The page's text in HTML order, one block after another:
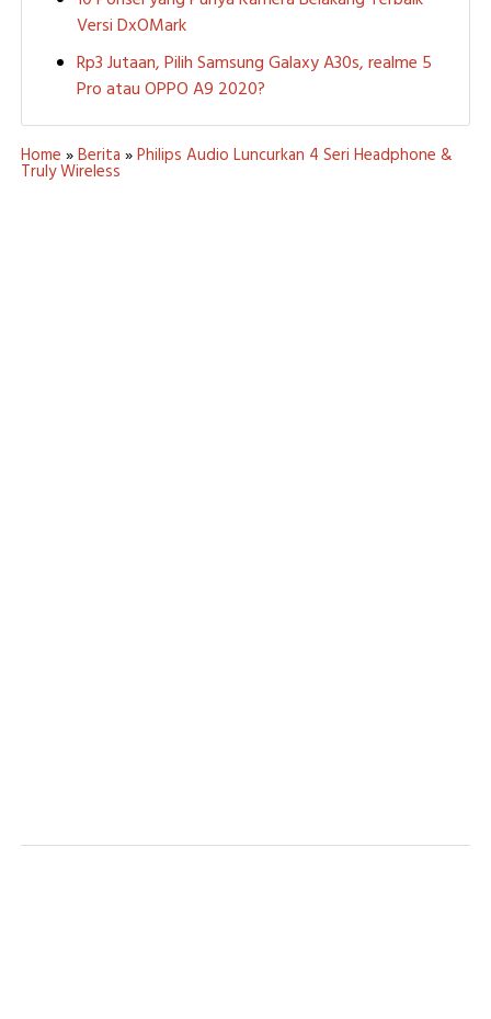
Versi DxOMark
Rp3 Jutaan, Pilih Samsung Galaxy A30s, realme 5
Pro atau OPPO A9 2020?
Home »Berita »Philips Audio Luncurkan 4 Seri Headphone &
Truly Wireless